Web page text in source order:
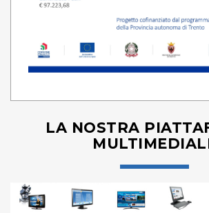
LA NOSTRA